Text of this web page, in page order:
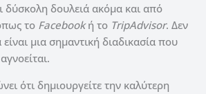
δύσκολη δουλειά ακόμα και από
το Facebookή το TripAdvisor. Δεν
μια σημαντική διαδικασία που
ότι δημιουργείτε την καλύτερη